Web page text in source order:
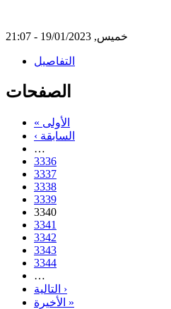
خميس, 19/01/2023 - 21:07
التفاصيل
الصفحات
« الأولى
‹ السابقة
…
3336
3337
3338
3339
3340
3341
3342
3343
3344
…
التالية ›
الأخيرة »